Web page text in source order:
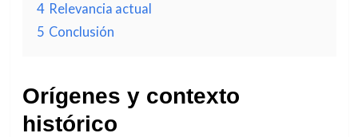
4 Relevancia actual
5 Conclusión
Orígenes y contexto
histórico